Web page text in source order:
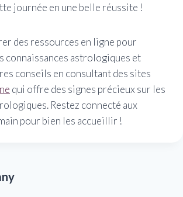
journée en une belle réussite !
des ressources en ligne pour
connaissances astrologiques et
conseils en consultant des sites
qui offre des signes précieux sur les
Restez connecté aux
pour bien les accueillir !